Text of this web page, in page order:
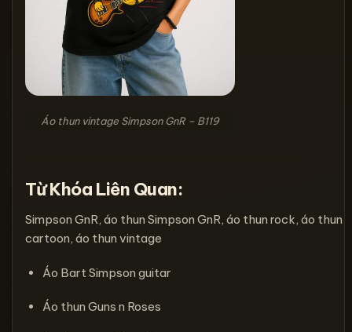
Áo thun vintage Simpson GnR – B119
Từ Khóa Liên Quan:
Simpson GnR, áo thun Simpson GnR, áo thun rock, áo thun
cartoon, áo thun vintage
Áo Bart Simpson guitar
Áo thun Guns n Roses